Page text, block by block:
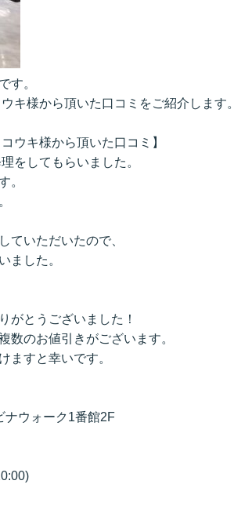
す。
キ様から頂いた口コミをご紹介します。
ウキ様から頂いた口コミ】
をしてもらいました。
。
ていただいたので、
ました。
がとうございました！
数のお値引きがございます。
ますと幸いです。
ナウォーク1番館2F